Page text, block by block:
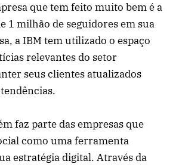
que tem feito muito bem é a
1 milhão de seguidores em sua
a IBM tem utilizado o espaço
relevantes do setor
seus clientes atualizados
faz parte das empresas que
como uma ferramenta
estratégia digital. Através da